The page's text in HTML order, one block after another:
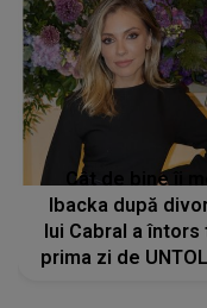
Cât de bine îi
Ibacka după
lui Cabral a
prima zi de